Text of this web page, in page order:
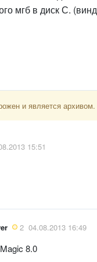
мгб в диск С.
и является
15:51
2 04.08.2013 16:49
8.0